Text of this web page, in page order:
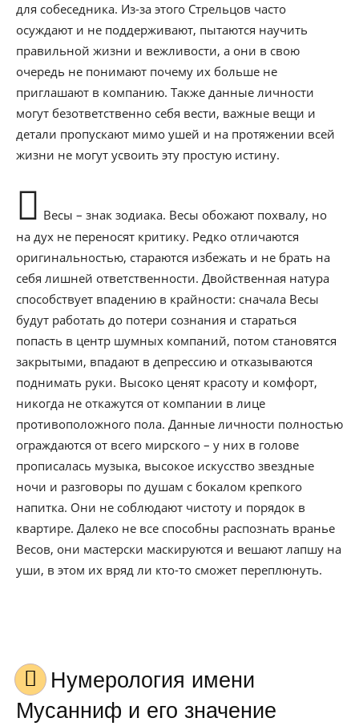
для собеседника. Из-за этого Стрельцов часто
осуждают и не поддерживают, пытаются научить
правильной жизни и вежливости, а они в свою
очередь не понимают почему их больше не
приглашают в компанию. Также данные личности
могут безответственно себя вести, важные вещи и
детали пропускают мимо ушей и на протяжении всей
жизни не могут усвоить эту простую истину.
Весы – знак зодиака. Весы обожают похвалу, но
на дух не переносят критику. Редко отличаются
оригинальностью, стараются избежать и не брать на
себя лишней ответственности. Двойственная натура
способствует впадению в крайности: сначала Весы
будут работать до потери сознания и стараться
попасть в центр шумных компаний, потом становятся
закрытыми, впадают в депрессию и отказываются
поднимать руки. Высоко ценят красоту и комфорт,
никогда не откажутся от компании в лице
противоположного пола. Данные личности полностью
ограждаются от всего мирского – у них в голове
прописалась музыка, высокое искусство звездные
ночи и разговоры по душам с бокалом крепкого
напитка. Они не соблюдают чистоту и порядок в
квартире. Далеко не все способны распознать вранье
Весов, они мастерски маскируются и вешают лапшу на
уши, в этом их вряд ли кто-то сможет переплюнуть.
Нумерология имени
Мусанниф и его значение